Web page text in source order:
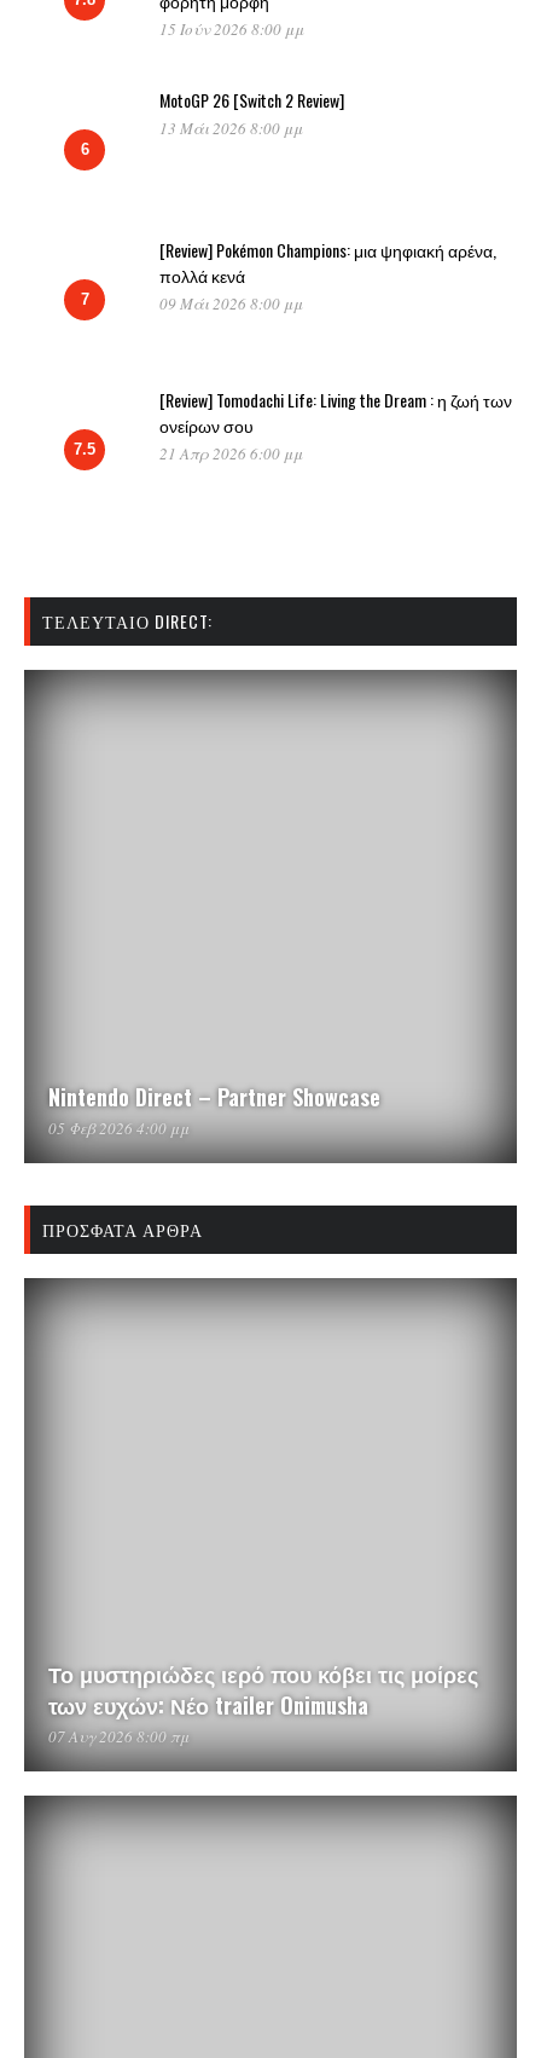
15 Ιούν 2026 8:00 μμ
6
MotoGP 26 [Switch 2 Review]
13 Μάι 2026 8:00 μμ
7
[Review] Pokémon Champions: μια ψηφιακή αρένα,
πολλά κενά
09 Μάι 2026 8:00 μμ
7.5
[Review] Tomodachi Life: Living the Dream : η ζωή των
ονείρων σου
21 Απρ 2026 6:00 μμ
ΤΕΛΕΥΤΑΊΟ DIRECT:
Nintendo Direct – Partner Showcase
05 Φεβ 2026 4:00 μμ
ΠΡΌΣΦΑΤΑ ΆΡΘΡΑ
Το μυστηριώδες ιερό που κόβει τις μοίρες
των ευχών: Νέο trailer Onimusha
07 Αυγ 2026 8:00 πμ